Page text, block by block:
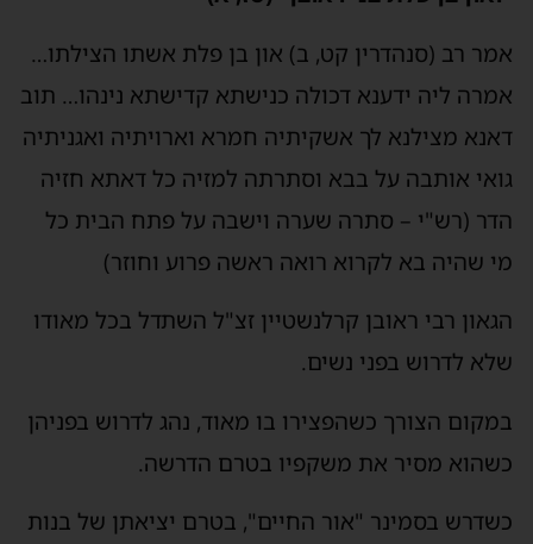
אמר רב (סנהדרין קט, ב) און בן פלת אשתו הצילתו…
אמרה ליה ידענא דכולה כנישתא קדישתא נינהו… תוב
דאנא מצילנא לך אשקיתיה חמרא וארויתיה ואגניתיה
גואי אותבה על בבא וסתרתה למזיה כל דאתא חזיה
הדר (רש"י – סתרה שערה וישבה על פתח הבית כל
מי שהיה בא לקרוא רואה ראשה פרוע וחוזר)
הגאון רבי ראובן קרלנשטיין זצ"ל השתדל בכל מאודו
שלא לדרוש בפני נשים.
במקום הצורך כשהפצירו בו מאוד, נהג לדרוש בפניהן
כשהוא מסיר את משקפיו בטרם הדרשה.
כשדרש בסמינר "אור החיים", בטרם יציאתן של בנות